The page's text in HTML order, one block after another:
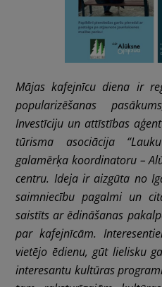
Mājas kafejnīcu diena ir
popularizēšanas
Investīciju un attīstības
tūrisma asociācija
galamērķa koordinatoru –
centru. Ideja ir aizgūta no
saimniecību pagalmi un
saistīts ar ēdināšanas
par kafejnīcām.
vietējo ēdienu, gūt lielisku
interesantu kultūras